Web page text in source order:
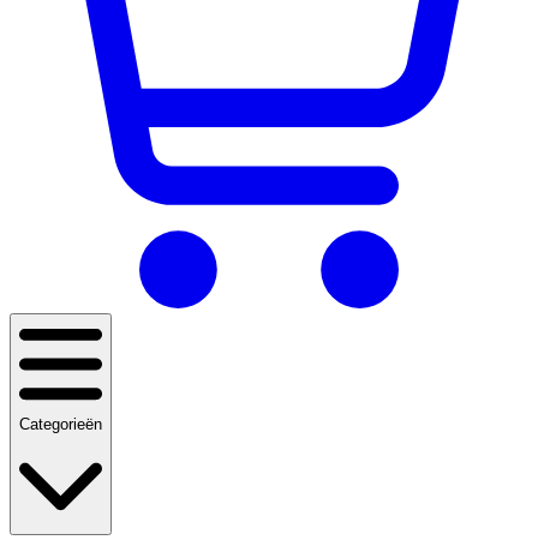
Categorieën